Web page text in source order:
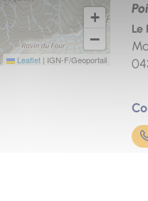
+
−
Leaflet | IGN-F/Geoportail
Le